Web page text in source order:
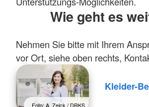
Wie geht es
Nehmen Sie bitte mit Ihrem
vor Ort, siehe oben rechts,
Foto: A. Zelck / DRKS
Kleider-